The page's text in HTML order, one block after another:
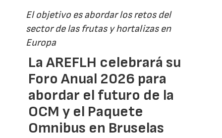
El objetivo es abordar los retos del
sector de las frutas y hortalizas en
Europa
La AREFLH celebrará su
Foro Anual 2026 para
abordar el futuro de la
OCM y el Paquete
Omnibus en Bruselas